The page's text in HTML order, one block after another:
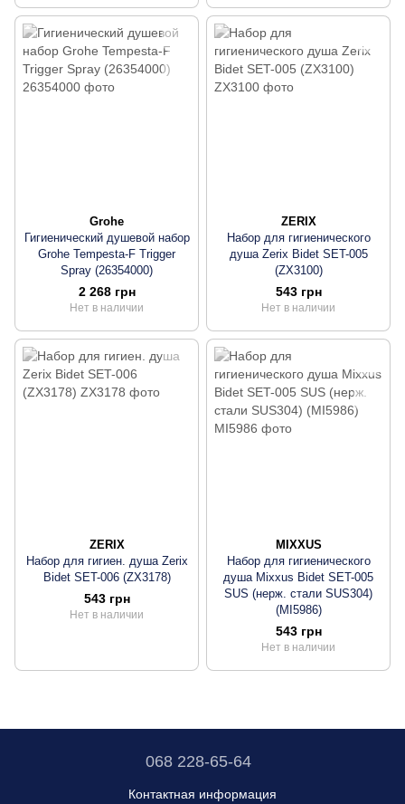
Grohe
Гигиенический душевой набор
Grohe Tempesta-F Trigger
Spray (26354000)
2 268 грн
Нет в наличии
ZERIX
Набор для гигиенического
душа Zerix Bidet SET-005
(ZX3100)
543 грн
Нет в наличии
ZERIX
Набор для гигиен. душа Zerix
Bidet SET-006 (ZX3178)
543 грн
Нет в наличии
MIXXUS
Набор для гигиенического
душа Mixxus Bidet SET-005
SUS (нерж. стали SUS304)
(MI5986)
543 грн
Нет в наличии
068 228-65-64
Контактная информация